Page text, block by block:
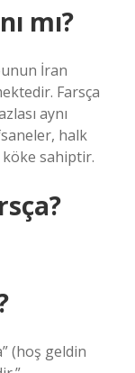
mı?
İran
Farsça
aynı
halk
köke sahiptir.